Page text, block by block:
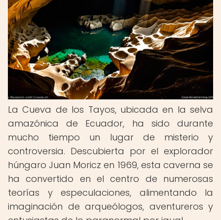
La Cueva de los Tayos, ubicada en la selva
amazónica de Ecuador, ha sido durante
mucho tiempo un lugar de misterio y
controversia. Descubierta por el explorador
húngaro Juan Moricz en 1969, esta caverna se
ha convertido en el centro de numerosas
teorías y especulaciones, alimentando la
imaginación de arqueólogos, aventureros y